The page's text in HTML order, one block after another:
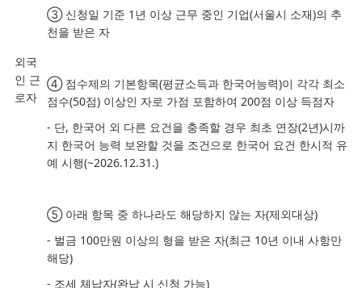
외국
인 근
로자
③ 신청일 기준 1 년 이상 근무 중인 기업(서울시 소재)의 추
천을 받은 자
④ 점수제의 기본항목(평균소득과 한국어능력)이 각각 최소
점수(50점) 이상인 자로 가점 포함하여 200점 이상 득점자
- 단, 한국어 외 다른 요건을 충족할 경우 최초 연장(2년)시까
지 한국어 능력 보완할 것을 조건으로 한국어 요건 한시적 유
예 시행(~2026.12.31.)
⑤ 아래 항목 중 하나라도 해당하지 않는 자(제외대상)
- 벌금 100만원 이상의 형을 받은 자(최근 10년 이내 사항만
해당)
- 조세 체납자(완납 시 신청 가능)